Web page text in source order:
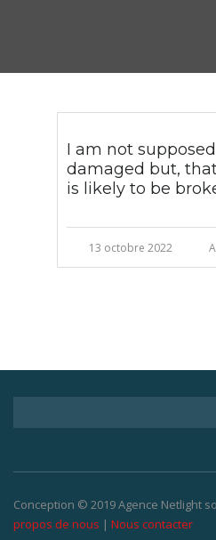
I am not
damaged but,
is likely to be
13 octobre 2022
Conception © 2019 Agence Netlight
propos de nous | Nous contacter